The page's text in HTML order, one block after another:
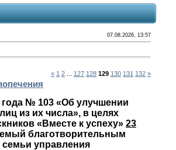
07.08.2026, 13:57
« 1 2 127 128 129 130 131 132 »
года № 103 «Об улучшении
из их числа», в целях
«Вместе к успеху» 23
благотворительным
управления